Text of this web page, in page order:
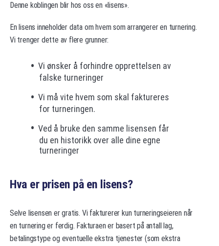
Denne koblingen blir hos oss en «lisens».
En lisens inneholder data om hvem som arrangerer en turnering.
Vi trenger dette av flere grunner:
Vi ønsker å forhindre opprettelsen av
falske turneringer
Vi må vite hvem som skal faktureres
for turneringen.
Ved å bruke den samme lisensen får
du en historikk over alle dine egne
turneringer
Hva er prisen på en lisens?
Selve lisensen er gratis. Vi fakturerer kun turneringseieren når
en turnering er ferdig. Fakturaen er basert på antall lag,
betalingstype og eventuelle ekstra tjenester (som ekstra